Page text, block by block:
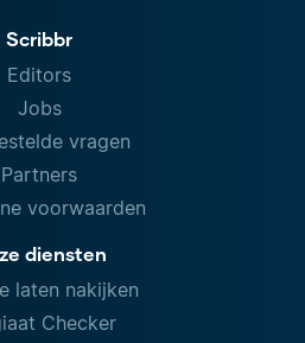
Scribbr
Editors
Jobs
vragen
Partners
voorwaarden
diensten
laten nakijken
Checker